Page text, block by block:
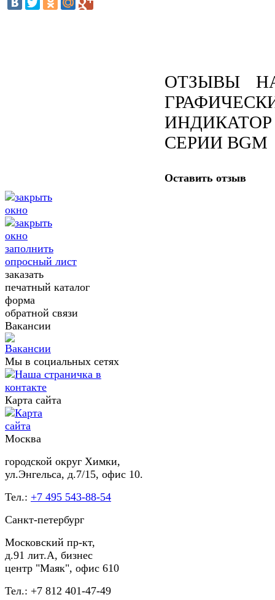
ОТЗЫВЫ
ИНДИКАТОР
СЕРИИ BGM
Оставить отзыв
заполнить
опросный лист
заказать
печатный каталог
форма
обратной связи
Вакансии
Мы в социальных сетях
Карта сайта
Москва
городской округ Химки,
ул.Энгельса, д.7/15, офис 10.
Тел.: +7 495 543-88-54
Санкт-петербург
Московский пр-кт,
д.91 лит.А, бизнес
центр "Маяк", офис 610
Тел.: +7 812 401-47-49